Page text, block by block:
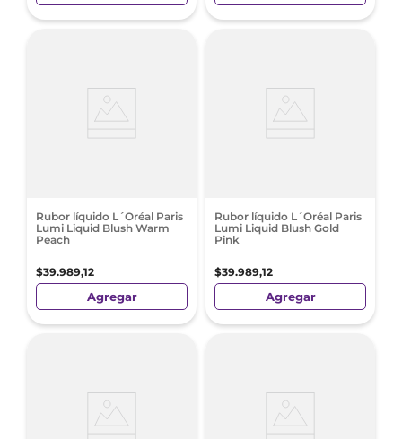
Rubor líquido L´Oréal Paris
Lumi Liquid Blush Warm
Peach
$39.989,12
Agregar
Rubor líquido L´Oréal Paris
Lumi Liquid Blush Gold
Pink
$39.989,12
Agregar